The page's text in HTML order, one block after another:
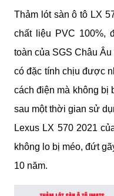
Thảm lót sàn ô tô LX
chất liệu PVC 100%,
toàn của SGS Châu
có đặc tính chịu được
cách điện mà không bị
sau một thời gian sử
Lexus LX 570 2021
không lo bị méo, đứt
10 năm.